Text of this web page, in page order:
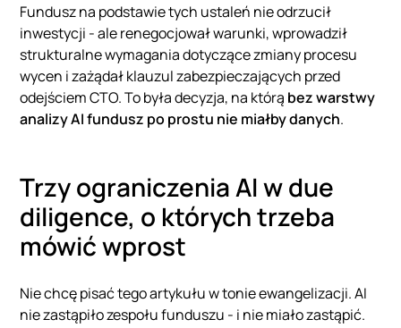
Fundusz na podstawie tych ustaleń nie odrzucił
inwestycji - ale renegocjował warunki, wprowadził
strukturalne wymagania dotyczące zmiany procesu
wycen i zażądał klauzul zabezpieczających przed
odejściem CTO. To była decyzja, na którą bez warstwy
analizy AI fundusz po prostu nie miałby danych.
Trzy ograniczenia AI w due
diligence, o których trzeba
mówić wprost
Nie chcę pisać tego artykułu w tonie ewangelizacji. AI
nie zastąpiło zespołu funduszu - i nie miało zastąpić.